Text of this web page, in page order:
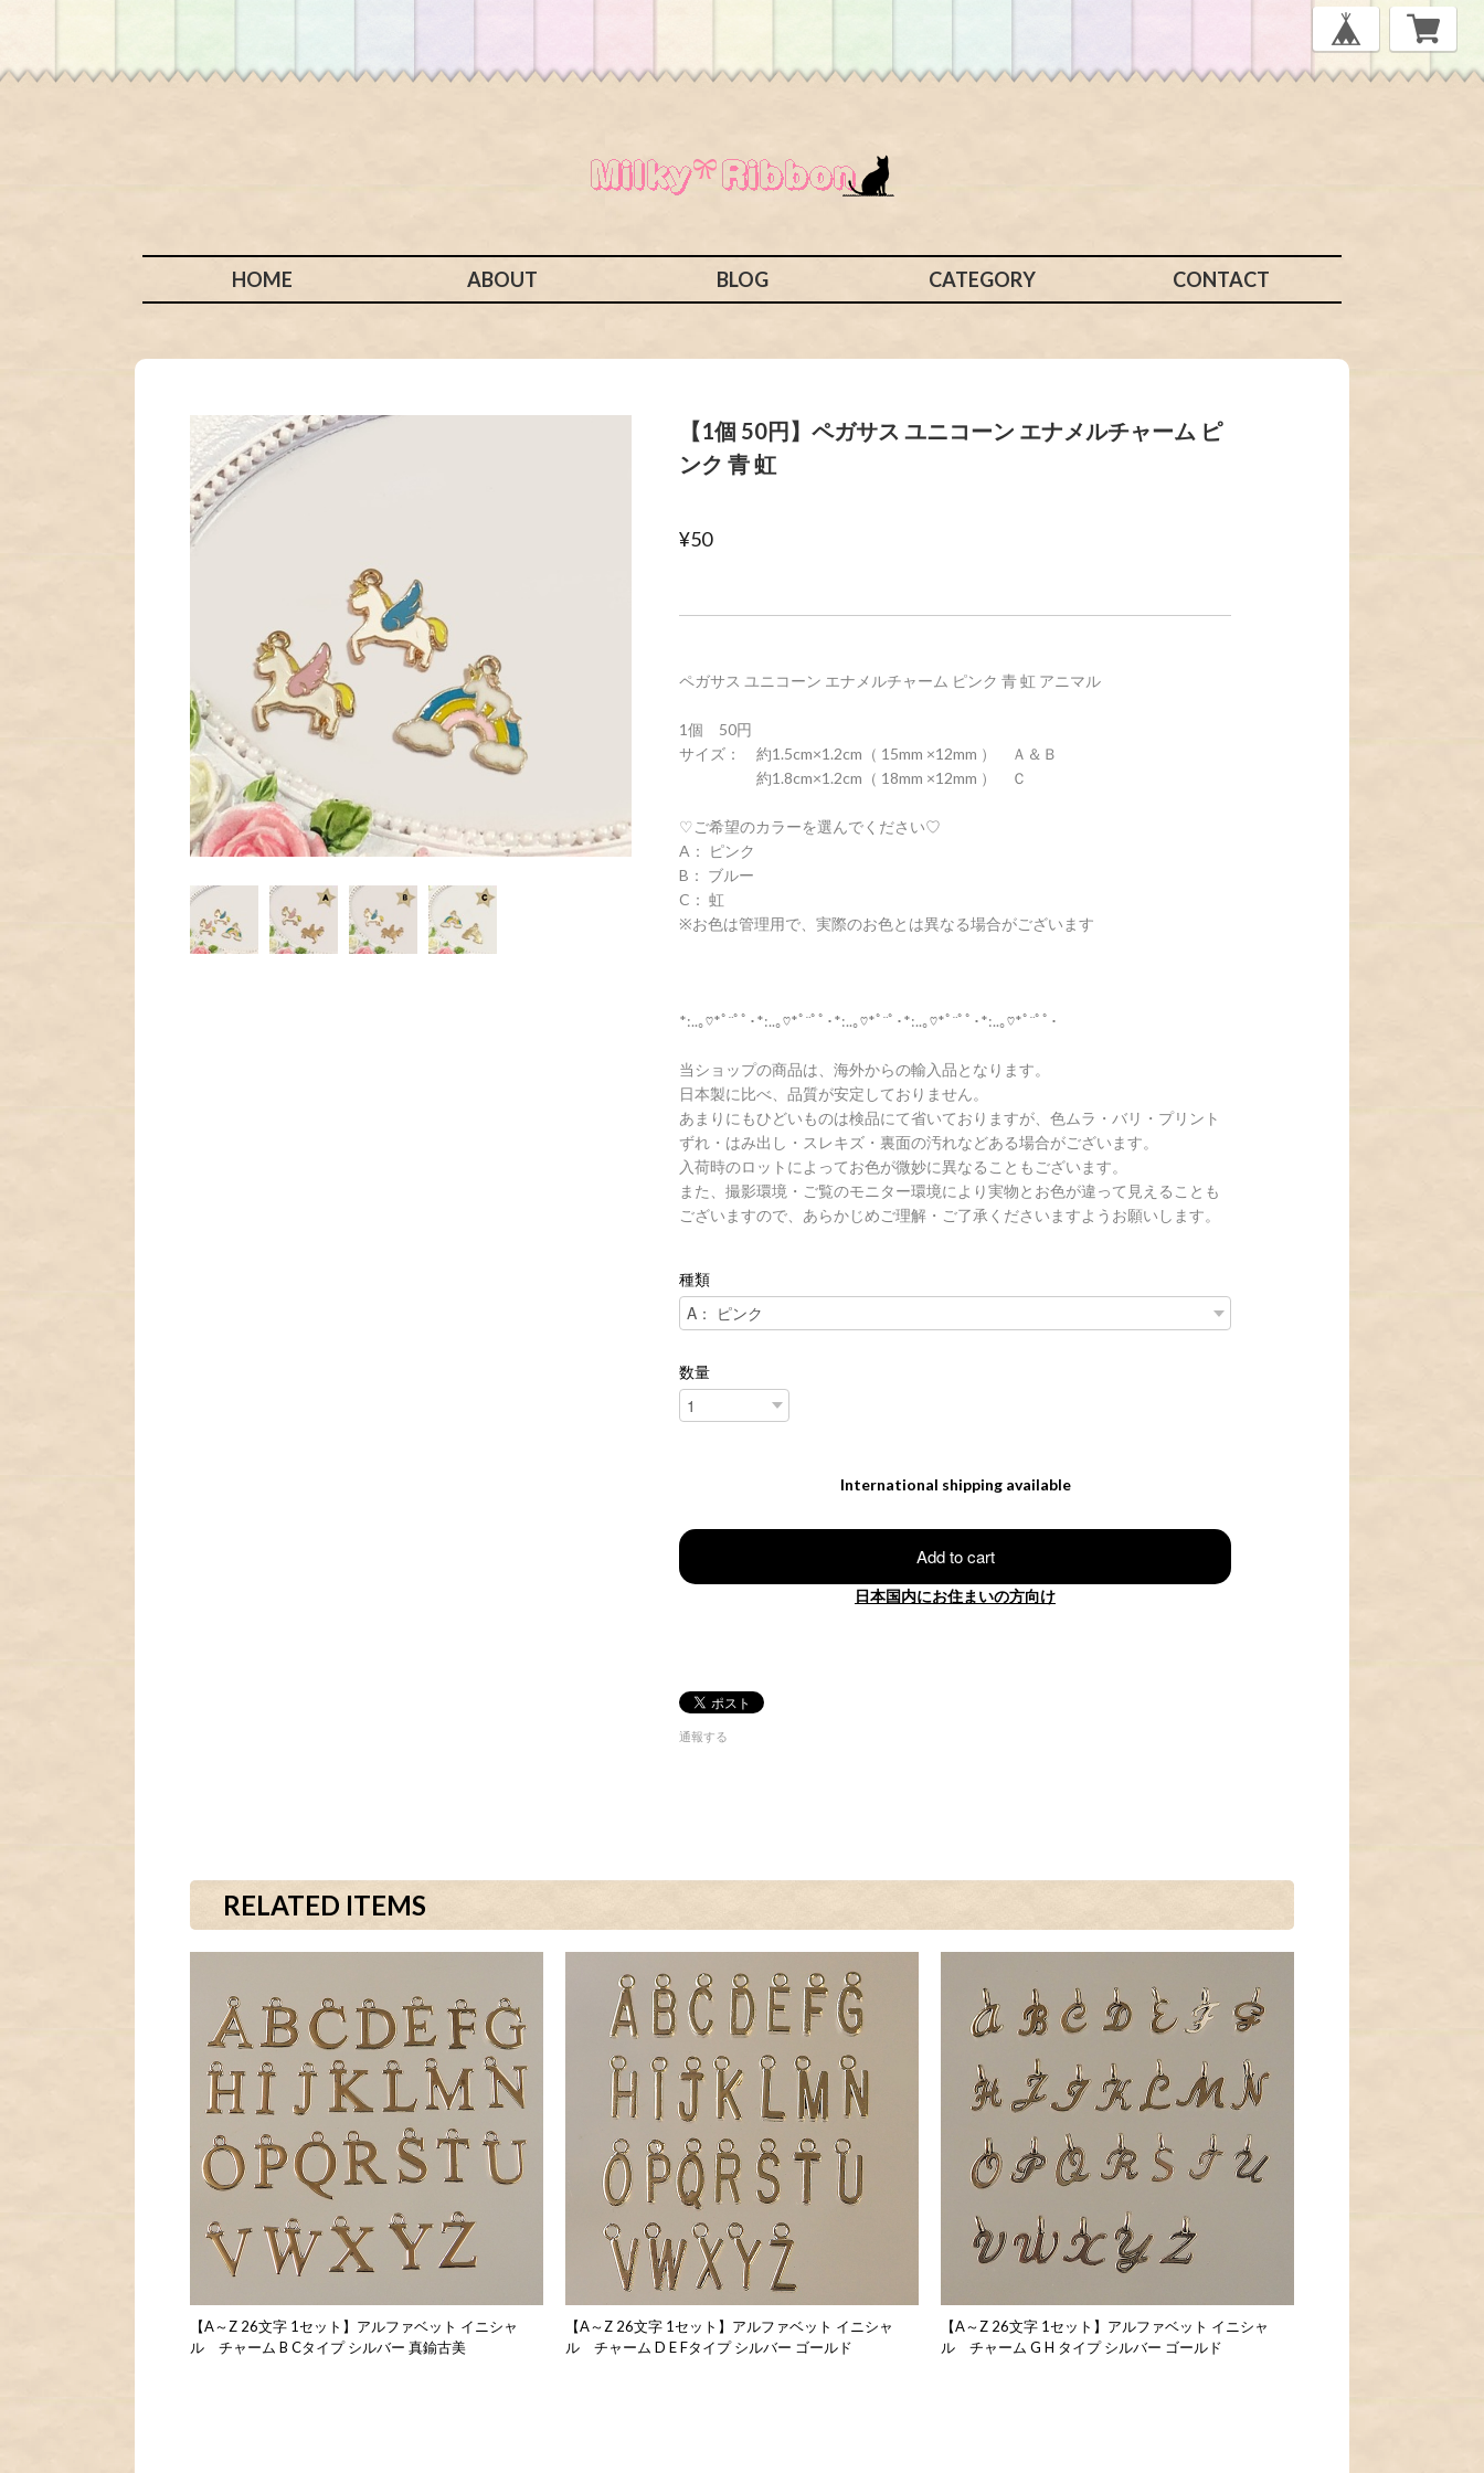
HOME ABOUT BLOG CATEGORY CONTACT
【1個 50円】ペガサス ユニコーン エナメルチャーム ピ
ンク 青 虹
¥50
ペガサス ユニコーン エナメルチャーム ピンク 青 虹 アニマル
1個 50円
サイズ： 約1.5cm×1.2cm（ 15mm ×12mm ） Ａ＆Ｂ
約1.8cm×1.2cm（ 18mm ×12mm ） Ｃ
♡ご希望のカラーを選んでください♡
A： ピンク
B： ブルー
C： 虹
※お色は管理用で、実際のお色とは異なる場合がございます
*:..｡♡*ﾟ¨ﾟﾟ･*:..｡♡*ﾟ¨ﾟﾟ･*:..｡♡*ﾟ¨ﾟ･*:..｡♡*ﾟ¨ﾟﾟ･*:..｡♡*ﾟ¨ﾟﾟ･
当ショップの商品は、海外からの輸入品となります。
日本製に比べ、品質が安定しておりません。
あまりにもひどいものは検品にて省いておりますが、色ムラ・バリ・プリント
ずれ・はみ出し・スレキズ・裏面の汚れなどある場合がございます。
入荷時のロットによってお色が微妙に異なることもございます。
また、撮影環境・ご覧のモニター環境により実物とお色が違って見えることも
ございますので、あらかじめご理解・ご了承くださいますようお願いします。
種類
数量
International shipping available
Add to cart
日本国内にお住まいの方向け
通報する
RELATED ITEMS
【A～Z 26文字 1セット】アルファベット イニシャ
ル チャーム B Cタイプ シルバー 真鍮古美
【A～Z 26文字 1セット】アルファベット イニシャ
ル チャーム D E Fタイプ シルバー ゴールド
【A～Z 26文字 1セット】アルファベット イニシャ
ル チャーム G H タイプ シルバー ゴールド